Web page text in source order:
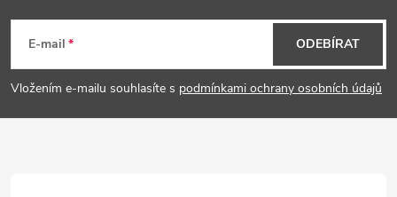
p
a
E-mail
Vložením e-mailu souhlasíte s podmínkami ochrany osobních údajů
ODEBÍRAT